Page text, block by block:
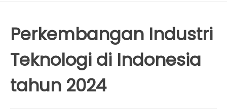
Perkembangan Industri
Teknologi di Indonesia
tahun 2024